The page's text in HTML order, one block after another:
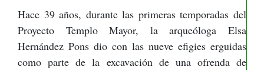
Hace 39 años, durante las primeras temporadas del
Proyecto Templo Mayor, la arqueóloga Elsa
Hernández Pons dio con las nueve efigies erguidas
como parte de la excavación de una ofrenda de